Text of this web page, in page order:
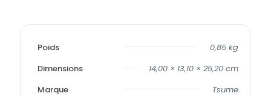
Poids
0,85 kg
Dimensions
14,00 × 13,10 × 25,20 cm
Marque
Tsume